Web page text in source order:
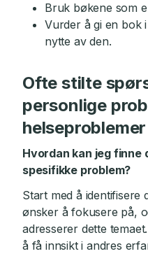
Bruk bøkene som
Vurder å gi en bok
nytte av den.
Ofte stilte
personlige
helseproblemer
Hvordan kan jeg finne
spesifikke problem?
Start med å identifisere
ønsker å fokusere på,
adresserer dette
å få innsikt i andres